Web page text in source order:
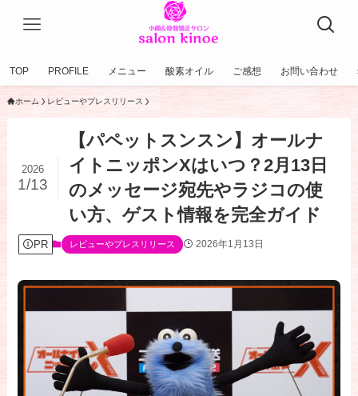
TOP PROFILE メニュー 酸素オイル ご感想 お問い合わせ
ホーム レビューやプレスリリース
【パペットスンスン】オールナ
イトニッポンXはいつ？2月13日
のメッセージ宛先やラジコの使
い方、ゲスト情報を完全ガイド
2026
1/13
PR レビューやプレスリリース 2026年1月13日